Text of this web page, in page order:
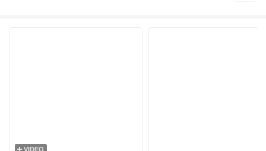
VIDEO